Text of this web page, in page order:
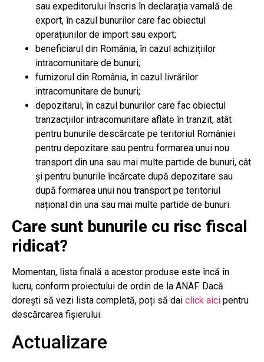
sau expeditorului înscris în declarația vamală de
export, în cazul bunurilor care fac obiectul
operațiunilor de import sau export;
beneficiarul din România, în cazul achizițiilor
intracomunitare de bunuri;
furnizorul din România, în cazul livrărilor
intracomunitare de bunuri;
depozitarul, în cazul bunurilor care fac obiectul
tranzacțiilor intracomunitare aflate în tranzit, atât
pentru bunurile descărcate pe teritoriul României
pentru depozitare sau pentru formarea unui nou
transport din una sau mai multe partide de bunuri, cât
și pentru bunurile încărcate după depozitare sau
după formarea unui nou transport pe teritoriul
național din una sau mai multe partide de bunuri.
Care sunt bunurile cu risc fiscal
ridicat?
Momentan, lista finală a acestor produse este încă în
lucru, conform proiectului de ordin de la ANAF. Dacă
dorești să vezi lista completă, poți să dai click aici pentru
descărcarea fișierului.
Actualizare